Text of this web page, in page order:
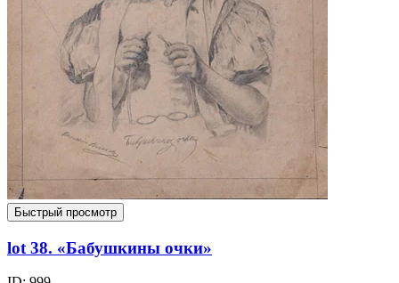
Быстрый просмотр
lot 38. «Бабушкины очки»